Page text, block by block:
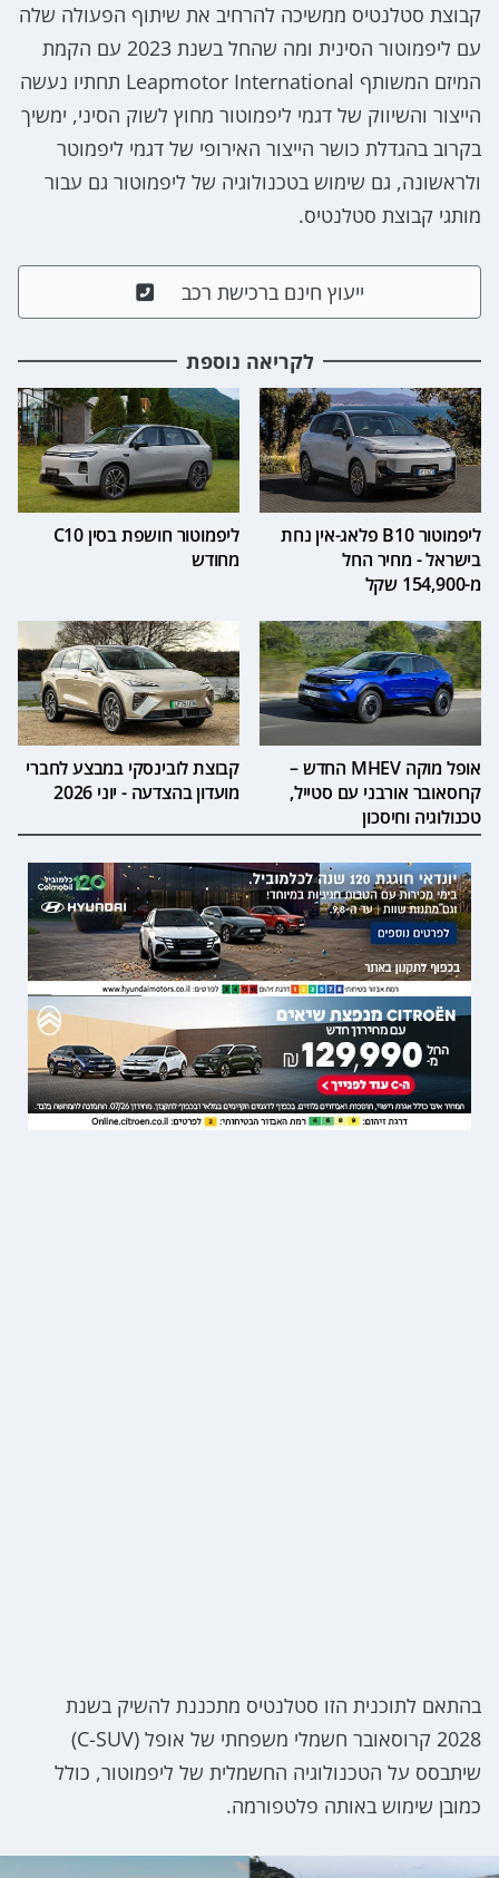
קבוצת סטלנטיס ממשיכה להרחיב את שיתוף הפעולה שלה
עם ליפמוטור הסינית ומה שהחל בשנת 2023 עם הקמת
המיזם המשותף Leapmotor International תחתיו נעשה
הייצור והשיווק של דגמי ליפמוטור מחוץ לשוק הסיני, ימשיך
בקרוב בהגדלת כושר הייצור האירופי של דגמי ליפמוטר
ולראשונה, גם שימוש בטכנולוגיה של ליפמוטור גם עבור
מותגי קבוצת סטלנטיס.
ייעוץ חינם ברכישת רכב
לקריאה נוספת
ליפמוטור B10 פלאג-אין נחת
בישראל - מחיר החל
מ-154,900 שקל
ליפמוטור חושפת בסין C10
מחודש
אופל מוקה MHEV החדש –
קרוסאובר אורבני עם סטייל,
טכנולוגיה וחיסכון
קבוצת לובינסקי במבצע לחברי
מועדון בהצדעה - יוני 2026
בהתאם לתוכנית הזו סטלנטיס מתכננת להשיק בשנת
2028 קרוסאובר חשמלי משפחתי של אופל (C-SUV)
שיתבסס על הטכנולוגיה החשמלית של ליפמוטור, כולל
כמובן שימוש באותה פלטפורמה.